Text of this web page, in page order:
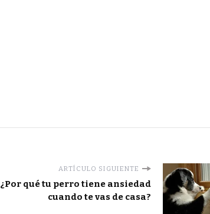
ARTÍCULO SIGUIENTE
¿Por qué tu perro tiene ansiedad
cuando te vas de casa?